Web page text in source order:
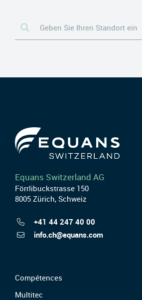
Equans Switzerland AG
Förrlibuckstrasse 150
8005 Zürich, Schweiz
+41 44 247 40 00
info.ch@equans.com
Compétences
Multitec